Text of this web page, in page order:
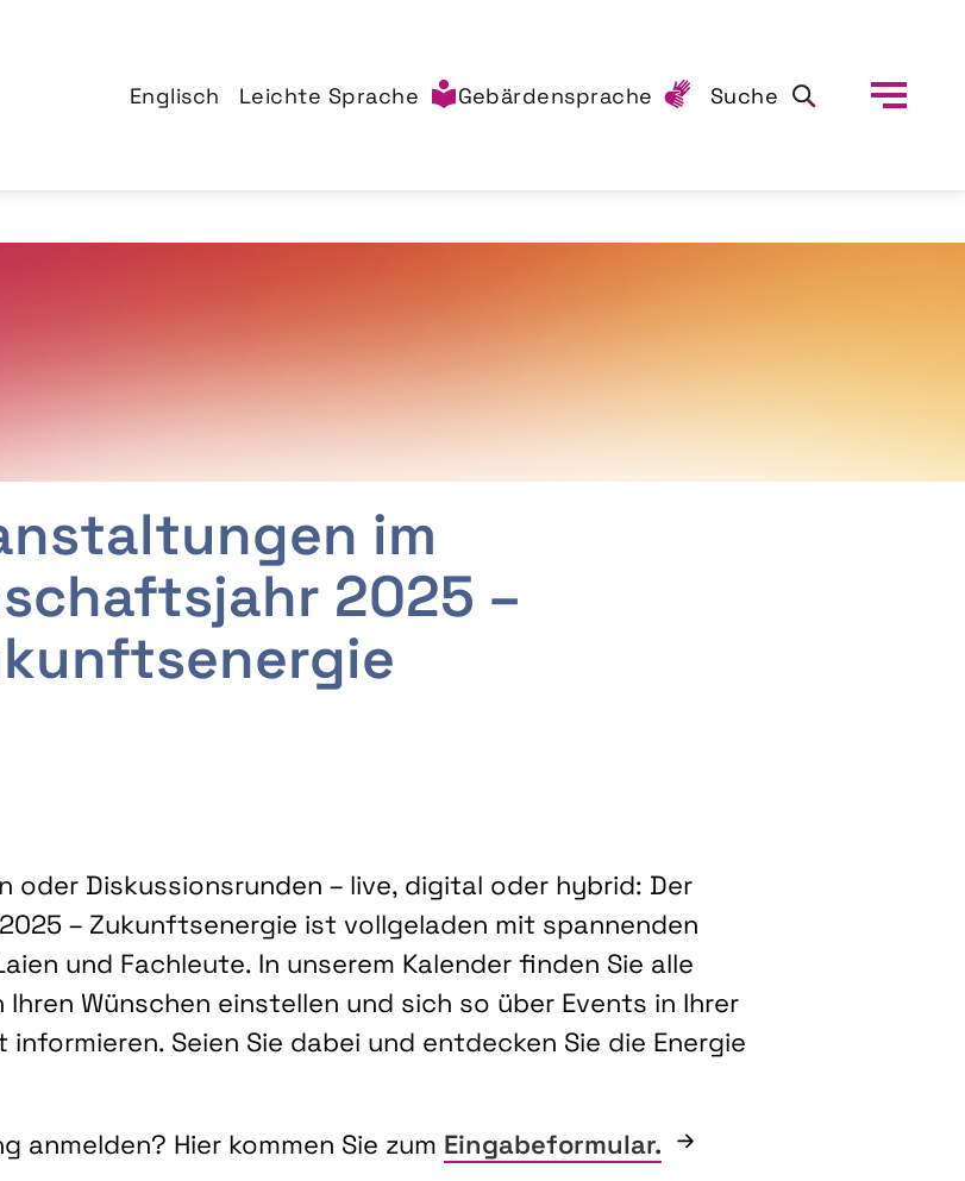
Englisch Leichte Sprache Gebärdensprache Suche
im
2025 –
oder Diskussionsrunden – live, digital oder hybrid: Der
– Zukunftsenergie ist vollgeladen mit spannenden
und Fachleute. In unserem Kalender finden Sie alle
Ihren Wünschen einstellen und sich so über Events in Ihrer
Seien Sie dabei und entdecken Sie die Energie
anmelden? Hier kommen Sie zum Eingabeformular.